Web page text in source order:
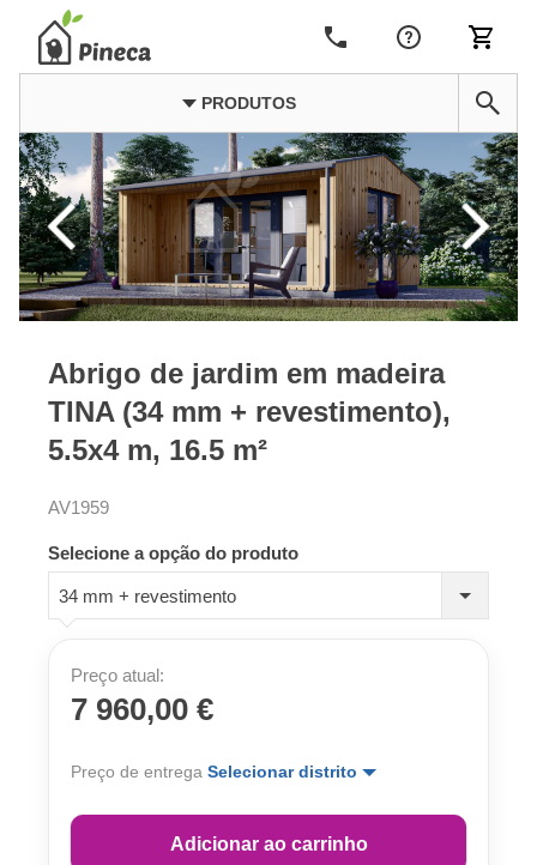
PRODUTOS
Abrigo de jardim em madeira
TINA (34 mm + revestimento),
5.5x4 m, 16.5 m²
AV1959
Selecione a opção do produto
34 mm + revestimento
Preço atual:
7 960,00 €
Preço de entrega Selecionar distrito
Adicionar ao carrinho